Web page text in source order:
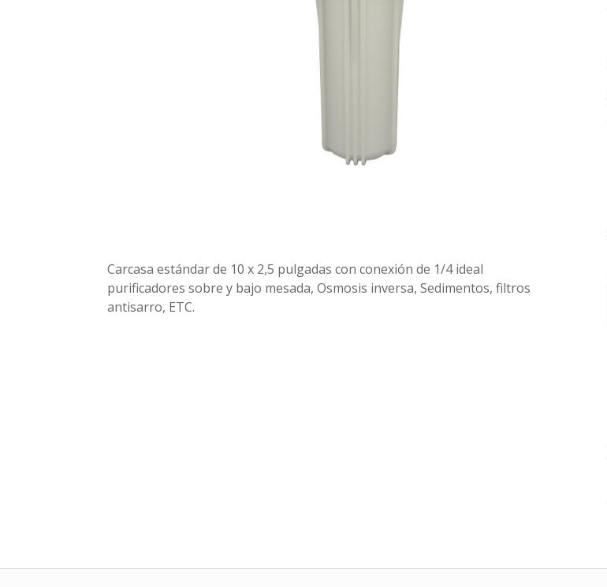
Carcasa estándar de 10 x 2,5 pulgadas con conexión de 1/4 ideal
purificadores sobre y bajo mesada, Osmosis inversa, Sedimentos, filtros
antisarro, ETC.